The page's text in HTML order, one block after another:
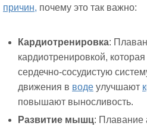
причин, почему это так важно:
Кардиотренировка:
кардиотренировкой,
сердечно-сосудистую
движения в воде улучшают
повышают выносливость.
Развитие мышц: Плавание